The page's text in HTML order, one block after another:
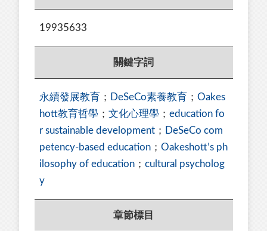
19935633
關鍵字詞
永續發展教育 ； DeSeCo素養教育 ； Oakes
hott教育哲學 ； 文化心理學 ； education fo
r sustainable development ； DeSeCo com
petency-based education ； Oakeshott’s ph
ilosophy of education ； cultural psycholog
y
章節標目